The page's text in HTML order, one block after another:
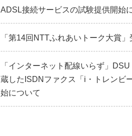
ADSL接続サービスの試験提供開始
「第14回NTTふれあいトーク大賞
「インターネット配線いらず」
蔵したISDNファクス「i・トレンビ
始について